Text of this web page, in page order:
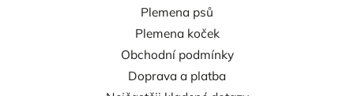
Plemena psů
Plemena koček
Obchodní podmínky
Doprava a platba